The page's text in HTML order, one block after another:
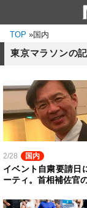
TOP »国内
東京マラソンの
2/28 国内
イベント自粛要請日
ーティ。首相補佐官